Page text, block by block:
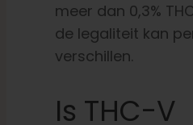
meer dan 0,3%
de legaliteit kan
verschillen.
Is THC-V